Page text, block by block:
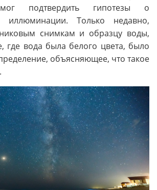
подтвердить гипотезы о
иллюминации. Только недавно,
снимкам и образцу воды,
где вода была белого цвета, было
объясняющее, что такое